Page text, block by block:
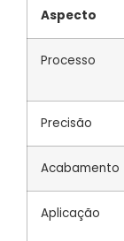
Aspecto
Processo
Precisão
Acabamento
Aplicação